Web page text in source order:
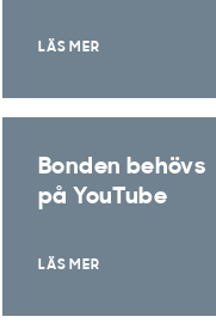
LÄS MER
Bonden behövs
på YouTube
LÄS MER